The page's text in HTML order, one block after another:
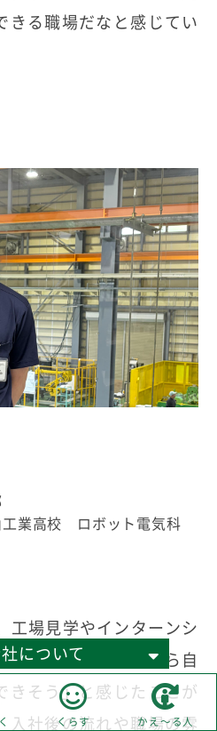
について
きる職場だなと感じてい
工業高校 ロボット電気科
工場見学やインターンシ
れる中で、「ここなら自
きそう」と感じたことが
入社後の流れや職場の雰
くらす かえ～る人